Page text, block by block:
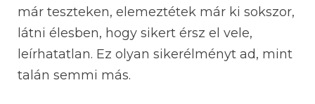
már teszteken, elemeztétek már ki sokszor,
látni élesben, hogy sikert érsz el vele,
leírhatatlan. Ez olyan sikerélményt ad, mint
talán semmi más.